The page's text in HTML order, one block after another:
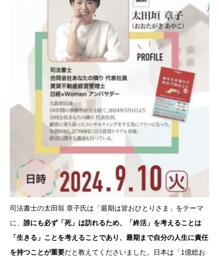
司法書士の太田垣 章子氏は「最期は皆おひとりさま」をテーマ
に、 誰にも必ず「死」は訪れるため、「終活」を考えることは
「生きる」ことを考えることであり、最期まで自分の人生に責任
を持つことが重要だと教えてくださいました。日本は「1億総お